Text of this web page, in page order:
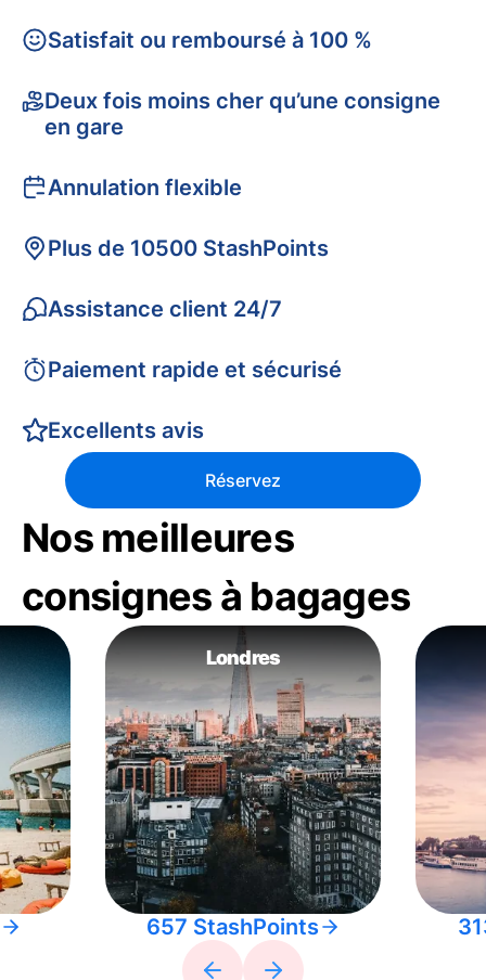
Satisfait ou remboursé à 100 %
Deux fois moins cher qu’une consigne
en gare
Annulation flexible
Plus de 10500 StashPoints
Assistance client 24/7
Paiement rapide et sécurisé
Excellents avis
Réservez
Nos meilleures
consignes à bagages
Londres
657 StashPoints